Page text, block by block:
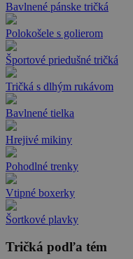
Bavlnené pánske tričká
Polokošele s golierom
Športové priedušné tričká
Tričká s dlhým rukávom
Bavlnené tielka
Hrejivé mikiny
Pohodlné trenky
Vtipné boxerky
Šortkové plavky
Tričká podľa tém